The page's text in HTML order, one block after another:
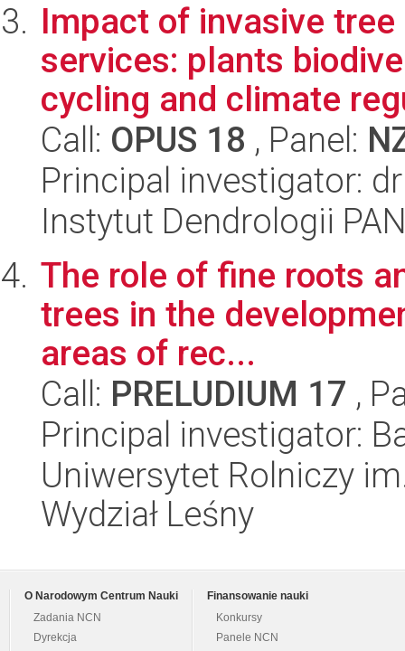
Impact of invasive
services: plants
cycling and climate
Call: OPUS 18 , Panel:
Principal investigator:
Instytut Dendrologii
The role of fine roots
trees in the
areas of rec...
Call: PRELUDIUM 17 ,
Principal investigator:
Uniwersytet Rolniczy
Wydział Leśny
O Narodowym Centrum Nauki
Zadania NCN
Dyrekcja
Finansowanie nauki
Konkursy
Panele NCN